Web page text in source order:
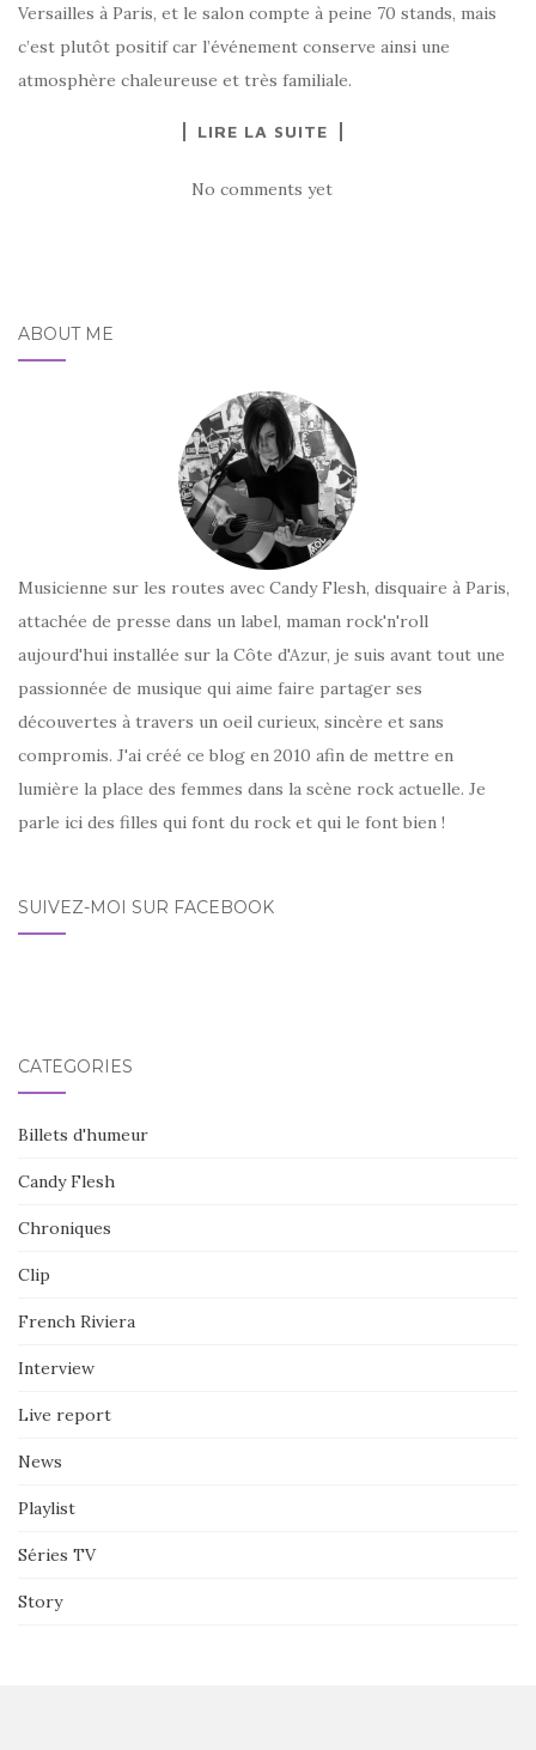
Versailles à Paris, et le salon compte à peine 70 stands, mais
c’est plutôt positif car l’événement conserve ainsi une
atmosphère chaleureuse et très familiale.
LIRE LA SUITE
No comments yet
ABOUT ME
Musicienne sur les routes avec Candy Flesh, disquaire à Paris,
attachée de presse dans un label, maman rock'n'roll
aujourd'hui installée sur la Côte d'Azur, je suis avant tout une
passionnée de musique qui aime faire partager ses
découvertes à travers un oeil curieux, sincère et sans
compromis. J'ai créé ce blog en 2010 afin de mettre en
lumière la place des femmes dans la scène rock actuelle. Je
parle ici des filles qui font du rock et qui le font bien !
SUIVEZ-MOI SUR FACEBOOK
CATÉGORIES
Billets d'humeur
Candy Flesh
Chroniques
Clip
French Riviera
Interview
Live report
News
Playlist
Séries TV
Story